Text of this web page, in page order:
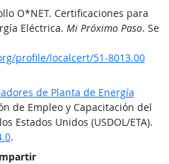
O*NET. Certificaciones para
Eléctrica. Mi Próximo Paso. Se
profile/localcert/51-8013.00
de Planta de Energía
de Empleo y Capacitación del
Estados Unidos (USDOL/ETA).
.